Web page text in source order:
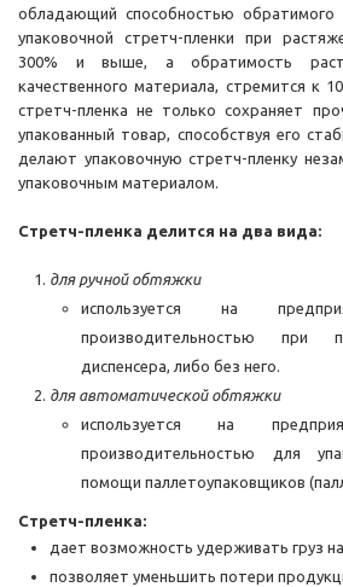
обладающий способностью обратимого
упаковочной стретч-пленки при
300% и выше, а обратимость
качественного материала, стремится к
стретч-пленка не только сохраняет
упакованный товар, способствуя его
делают упаковочную стретч-пленку
упаковочным материалом.
Стретч-пленка делится на два вида:
для ручной обтяжки
используется на
производительностью при
диспенсера, либо без него.
для автоматической обтяжки
используется на
производительностью для
помощи паллетоупаковщиков
Стретч-пленка:
дает возможность удерживать груз
позволяет уменьшить потери